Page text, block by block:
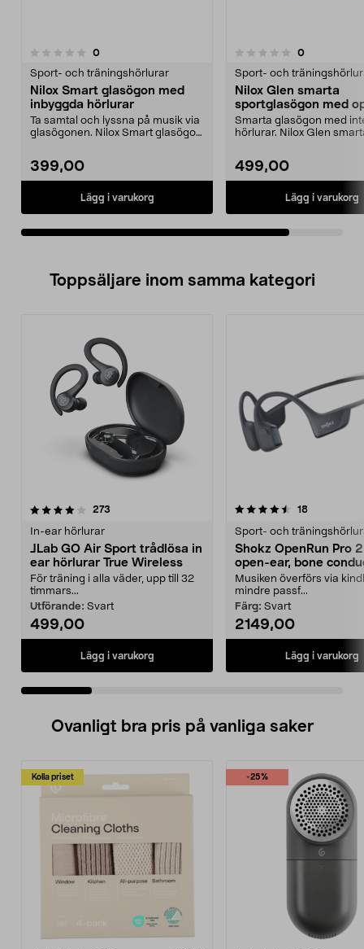
0recensioner
Sport- och träningshörlurar
Nilox Smart glasögon med
inbyggda hörlurar
Ta samtal och lyssna på musik via
glasögonen. Nilox Smart glasögon
399,00
Lägg i varukorg
0.0 av 5 stjärnor 0recensioner
Sport- och
Nilox Glen smarta
sportglasögon med
hörlurar
Smarta glasögon med
hörlurar. Nilox Glen
499,00
Lägg i varukorg
Toppsäljare inom samma kategori
273
In-ear hörlurar
JLab GO Air Sport trådlösa in
ear hörlurar True Wireless
För träning i alla väder, upp till 32
timmars...
Utförande: Svart
499,00
Lägg i varukorg
4.5 av 5 stjärnor 18recensioner
Sport- och
Shokz OpenRun Pro
open-ear, bone
hörlurar
Musiken överförs via
mindre passf...
Färg: Svart
2149,00
Lägg i varukorg
4.0 av 5 stjärnor
Ovanligt bra pris på vanliga saker
Kolla priset -25%